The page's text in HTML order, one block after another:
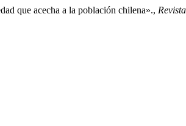
que acecha a la población chilena».,